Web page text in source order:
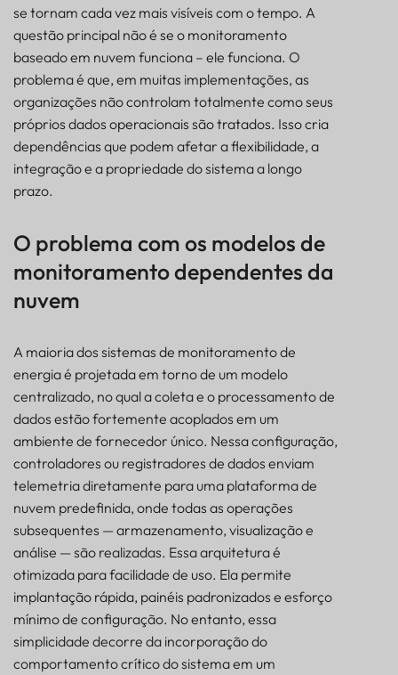
O problema com os modelos de monitoramento
dependentes da nuvem
Qual o impacto real da dependência de dados
Rumo à soberania de dados em sistemas de
energia
O papel dos controladores de borda no controle de
dados
Exemplo: Controlador de Borda como um Gateway
Palavras finais
se tornam cada vez mais visíveis com o tempo. A
questão principal não é se o monitoramento
baseado em nuvem funciona – ele funciona. O
problema é que, em muitas implementações, as
organizações não controlam totalmente como seus
próprios dados operacionais são tratados. Isso cria
dependências que podem afetar a flexibilidade, a
integração e a propriedade do sistema a longo
prazo.
O problema com os modelos de
monitoramento dependentes da
nuvem
A maioria dos sistemas de monitoramento de
energia é projetada em torno de um modelo
centralizado, no qual a coleta e o processamento de
dados estão fortemente acoplados em um
ambiente de fornecedor único. Nessa configuração,
controladores ou registradores de dados enviam
telemetria diretamente para uma plataforma de
nuvem predefinida, onde todas as operações
subsequentes — armazenamento, visualização e
análise — são realizadas. Essa arquitetura é
otimizada para facilidade de uso. Ela permite
implantação rápida, painéis padronizados e esforço
mínimo de configuração. No entanto, essa
simplicidade decorre da incorporação do
comportamento crítico do sistema em um